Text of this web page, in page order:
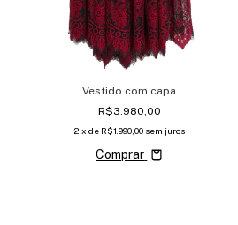
Vestido com capa
R$3.980,00
2 x de R$1.990,00 sem juros
Comprar